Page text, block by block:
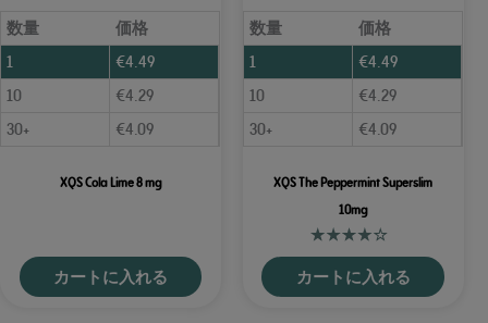
数量
価格
1
€4.49
10
€4.29
30+
€4.09
XQS Cola Lime 8 mg
カートに入れる
数量
価格
1
€4.49
10
€4.29
30+
€4.09
XQS The Peppermint Superslim
10mg
カートに入れる